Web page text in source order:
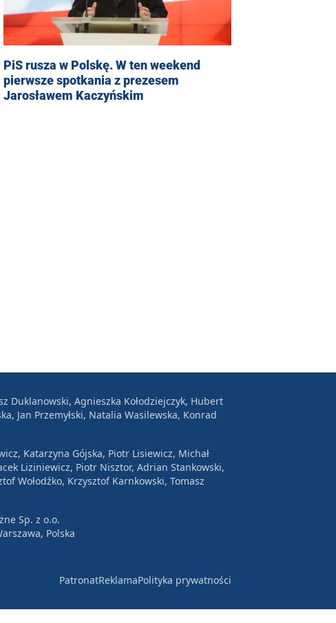
PiS rusza w Polskę. W ten weekend
pierwsze spotkania z prezesem
Jarosławem Kaczyńskim
Duklanowski, Agnieszka Kołodziejczyk, Hubert
Jan Przemyłski, Natalia Wasilewska, Konrad
Katarzyna Gójska, Piotr Lisiewicz, Michał
Liziniewicz, Piotr Nisztor, Adrian Stankowski,
Wołodźko, Krzysztof Karnkowski, Tomasz
Sp. z o.o.
Polska
PatronatReklamaPolityka prywatności